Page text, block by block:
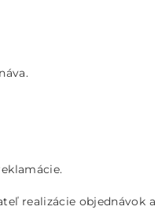
realizácie objednávok